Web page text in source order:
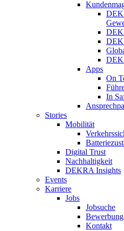
Apps
On
In
Stories
Mobilität
Digital Trust
Nachhaltigkeit
DEKRA Insights
Events
Karriere
Jobs
Jobsuche
Bewerbung
Kontakt